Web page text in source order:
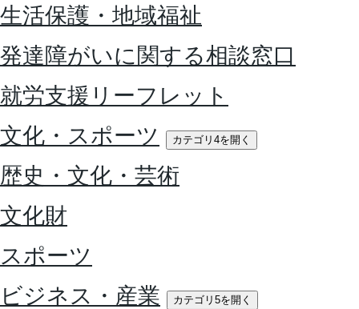
生活保護・地域福祉
発達障がいに関する相談窓口
就労支援リーフレット
文化・スポーツ
カテゴリ4を開く
歴史・文化・芸術
文化財
スポーツ
ビジネス・産業
カテゴリ5を開く